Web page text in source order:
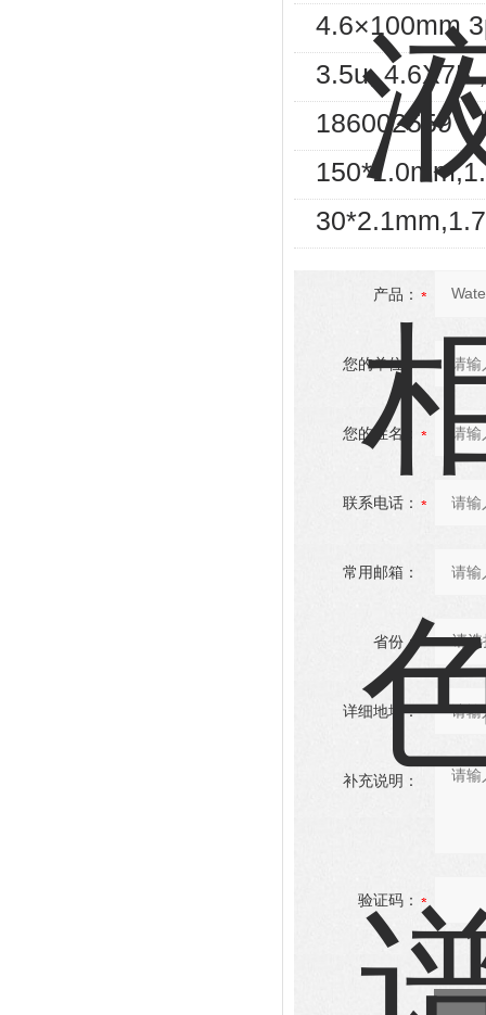
4.6×100mm
3.5u, 4.6X75
186002559
产品：
您的单位：
您的姓名：
联系电话：
常用邮箱：
省份：
详细地址：
补充说明：
验证码：